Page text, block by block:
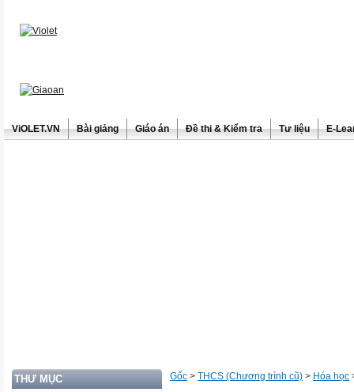
ViOLET.VN Bài giảng Giáo án Đề thi & Kiểm tra Tư liệu E-
THƯ MỤC Gốc > THCS (Chương trình cũ) > Hóa học